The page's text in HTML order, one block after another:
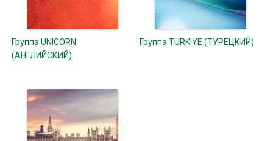
Группа UNICORN
(АНГЛИЙСКИЙ)
Группа TURKIYE (ТУРЕЦКИЙ)